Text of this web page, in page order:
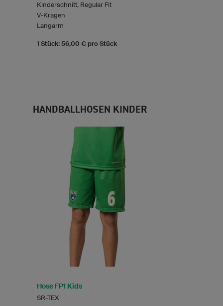
Kinderschnitt, Regular Fit
V-Kragen
Langarm
1 Stück: 56,00 € pro Stück
HANDBALLHOSEN KINDER
Hose FP1 Kids
SR-TEX